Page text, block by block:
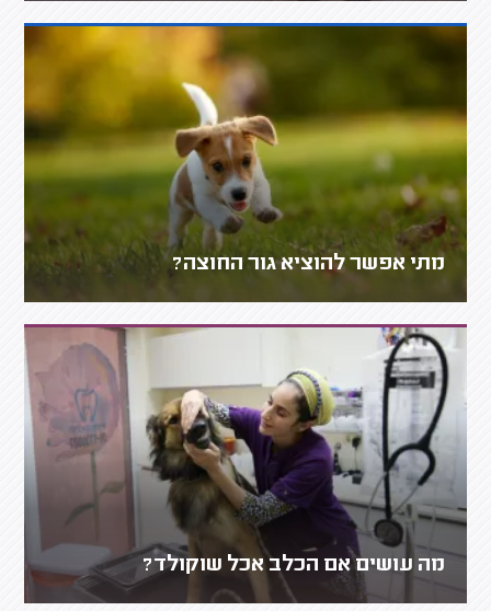
מתי אפשר להוציא גור החוצה?
מה עושים אם הכלב אכל שוקולד?